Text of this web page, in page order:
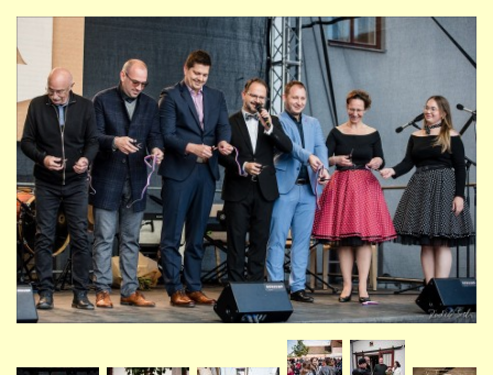
O ŠKOLE
PRO RODIČE
TALENTOVÉ ZKOUŠKY
STUDIJNÍ OBORY
GALERIE